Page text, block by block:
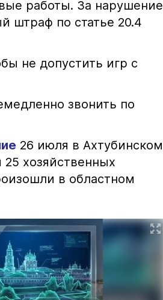
работы. За нарушение
штраф по статье 20.4
не допустить игр с
звонить по
26 июля в Ахтубинском
хозяйственных
в областном